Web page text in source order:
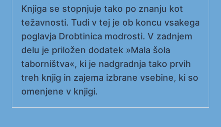
Knjiga se stopnjuje tako po znanju kot
težavnosti. Tudi v tej je ob koncu vsakega
poglavja Drobtinica modrosti. V zadnjem
delu je priložen dodatek »Mala šola
taborništva«, ki je nadgradnja tako prvih
treh knjig in zajema izbrane vsebine, ki so
omenjene v knjigi.